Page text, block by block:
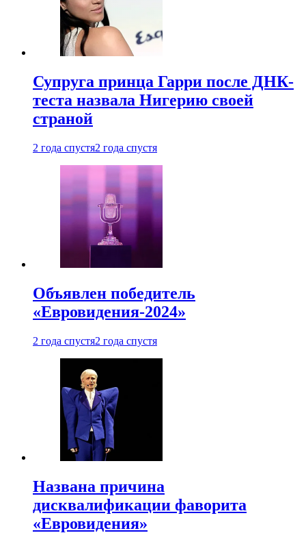
Супруга принца Гарри после ДНК-
теста назвала Нигерию своей
страной
2 года спустя2 года спустя
Объявлен победитель
«Евровидения-2024»
2 года спустя2 года спустя
Названа причина
дисквалификации фаворита
«Евровидения»